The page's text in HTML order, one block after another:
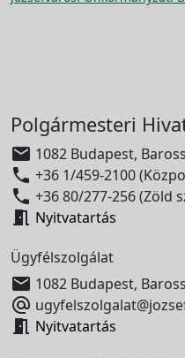
Polgármesteri
 1082 Budapest,
 +36 1/459-2100
 +36 80/277-256 (Zöld
 Nyitvatartás
Ügyfélszolgálat
 1082 Budapest,

 Nyitvatartás